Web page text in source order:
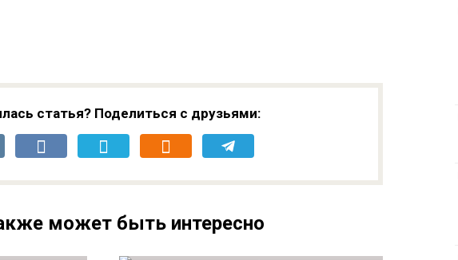
статья? Поделиться с друзьями:
может быть интересно